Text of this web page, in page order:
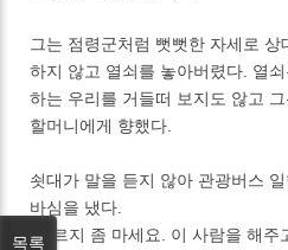
그는 점령군처럼 뻣뻣한 자세로
하지 않고 열쇠를 놓아버렸다. 열
하는 우리를 거들떠 보지도 않고
할머니에게 향했다.
쇳대가 말을 듣지 않아 관광버스
바심을 냈다.
"조르지 좀 마세요. 이 사람을 해주
목록